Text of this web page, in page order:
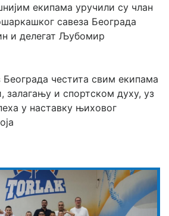
екипама уручили су члан
савеза Београда
и делегат Љубомир
честита свим екипама
залагању и спортском духу, уз
у наставку њиховог